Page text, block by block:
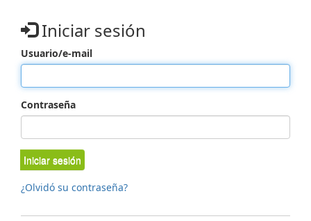
Iniciar sesión
Usuario/e-mail
Contraseña
Iniciar sesión
¿Olvidó su contraseña?